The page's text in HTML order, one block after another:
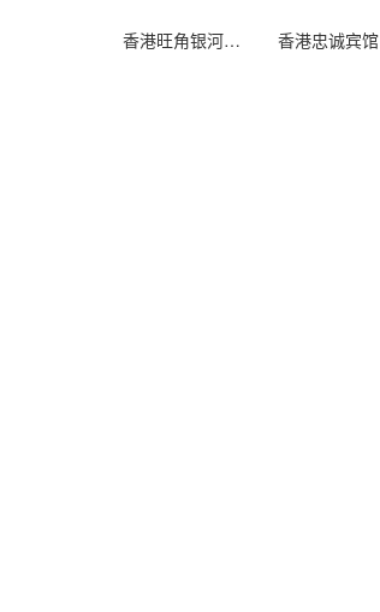
香港旺角银河宾馆（家庭旅馆） 香港忠诚宾馆